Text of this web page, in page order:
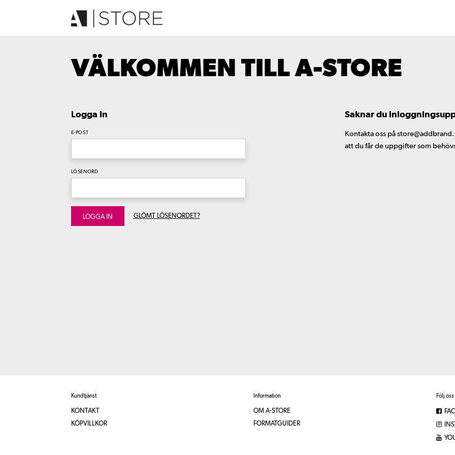
VÄLKOMMEN TILL A-STORE
Logga In
E-POST
LÖSENORD
LOGGA IN GLÖMT LÖSENORDET?
Saknar du
Kontakta oss på
att du får de uppgifter som
Kundtjänst
KONTAKT
KÖPVILLKOR
Information
OM A-STORE
FORMATGUIDER
Följ oss